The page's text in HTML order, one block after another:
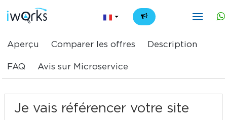
FR
Aperçu Comparer les offres Description
FAQ Avis sur Microservice
Je vais référencer votre site